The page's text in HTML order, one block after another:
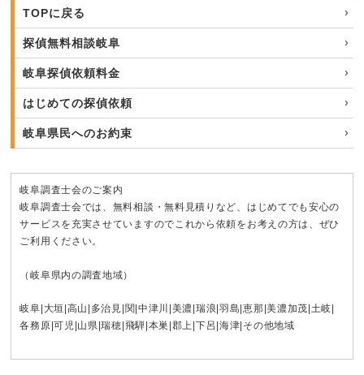
TOPに戻る
探偵無料相談岐阜
岐阜探偵依頼料金
はじめての探偵依頼
岐阜県民へのお約束
岐阜調査士会のご案内
岐阜調査士会では、無料相談・無料見積りなど、はじめてでも安心の
サービスを充実させていますのでこれから依頼をお考えの方は、ぜひ
ご利用ください。
（岐阜県内の調査地域）
岐阜 大垣 高山 多治見 関 中津川 美濃 瑞浪 |羽島 |恵那 |美濃加茂 土岐
各務原 |可児 山県 |瑞穂 飛騨 本巣 郡上 下呂 |海津 |その他地域